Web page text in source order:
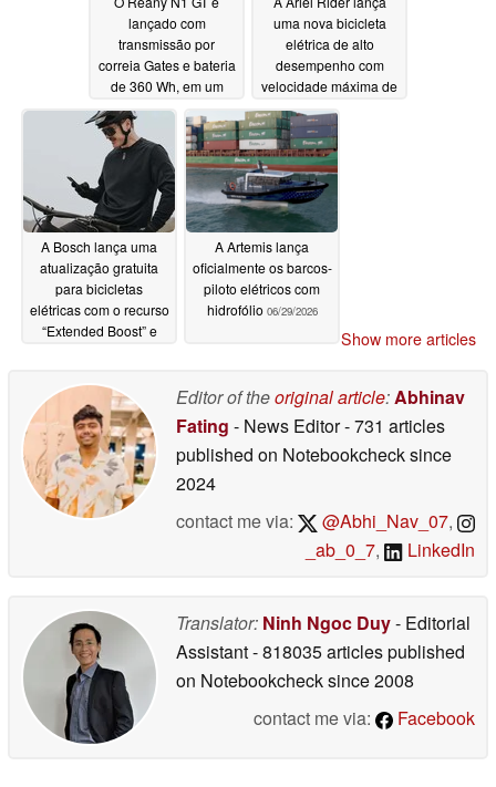
lançado com
transmissão por
correia Gates e bateria
de 360 Wh, em um
design elegante
07/15/2026
uma nova bicicleta
elétrica de alto
desempenho com
velocidade máxima de
65 mph07/09/2026
A Bosch lança uma
atualização gratuita
para bicicletas
elétricas com o recurso
“Extended Boost” e
A Artemis lança
oficialmente os barcos-
piloto elétricos com
hidrofólio 06/29/2026
Show more articles
Editor of theoriginal article:Abhinav
Fating - News Editor- 731 articles
published on Notebookchecksince
2024
contact me via:
@Abhi_Nav_07,
_ab_0_7, LinkedIn
Translator: Ninh Ngoc Duy- Editorial
Assistant- 818035 articles published
on Notebookchecksince 2008
contact me via:
Facebook